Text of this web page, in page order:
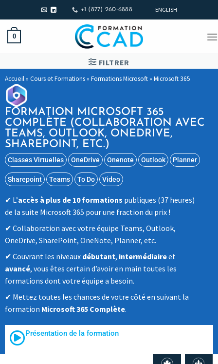
+1 (877) 260-6888 ENGLISH
0
FILTRER
Accueil» Cours et Formations» Formations Microsoft» Microsoft 365
FORMATION MICROSOFT 365
COMPLÈTE (COLLABORATION AVEC
TEAMS, OUTLOOK, ONEDRIVE,
SHAREPOINT, ETC.)
Classes Virtuelles OneDrive Onenote Outlook Planner
Sharepoint Teams To Do Video
L’accès à plus de 10 formations publiques (37 heures)
de la suite Microsoft 365 pour une fraction du prix !
Collaboration avec votre équipe Teams, Outlook,
OneDrive, SharePoint, OneNote, Planner, etc.
Couvrant les niveaux débutant, intermédiaireet
avancé, vous êtes certain d’avoir en main toutes les
formations dont votre équipe a besoin.
Mettez toutes les chances de votre côté en suivant la
formation Microsoft 365 Complète.
Présentation de la formation